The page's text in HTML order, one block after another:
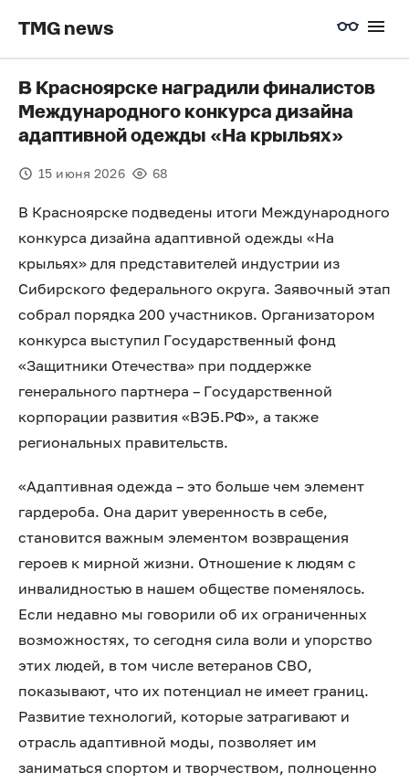
TMG news
В Красноярске наградили финалистов
Международного конкурса дизайна
адаптивной одежды «На крыльях»
15 июня 2026 68
В Красноярске подведены итоги Международного
конкурса дизайна адаптивной одежды «На
крыльях» для представителей индустрии из
Сибирского федерального округа. Заявочный этап
собрал порядка 200 участников. Организатором
конкурса выступил Государственный фонд
«Защитники Отечества» при поддержке
генерального партнера – Государственной
корпорации развития «ВЭБ.РФ», а также
региональных правительств.
«Адаптивная одежда – это больше чем элемент
гардероба. Она дарит уверенность в себе,
становится важным элементом возвращения
героев к мирной жизни. Отношение к людям с
инвалидностью в нашем обществе поменялось.
Если недавно мы говорили об их ограниченных
возможностях, то сегодня сила воли и упорство
этих людей, в том числе ветеранов СВО,
показывают, что их потенциал не имеет границ.
Развитие технологий, которые затрагивают и
отрасль адаптивной моды, позволяет им
заниматься спортом и творчеством, полноценно